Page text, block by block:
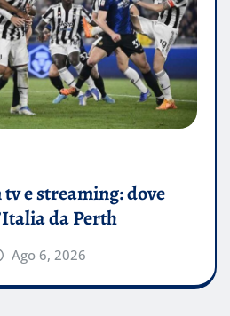
e streaming: dove
da Perth
Ago 6, 2026